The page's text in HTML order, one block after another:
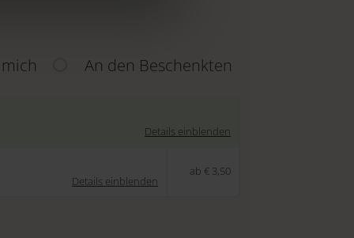
An den Beschenkten
Details einblenden
ab € 3,50
Details einblenden